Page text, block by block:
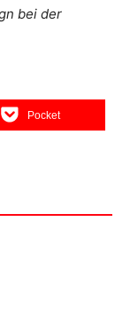
bei der
Pocket